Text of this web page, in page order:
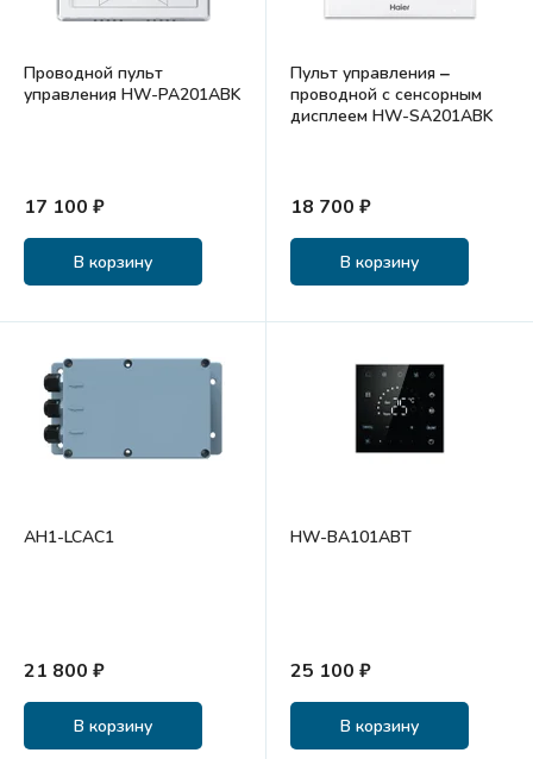
Проводной пульт
управления HW-PA201ABK
17 100 ₽
В корзину
Пульт управления ‒
проводной с сенсорным
дисплеем HW-SA201ABK
18 700 ₽
В корзину
AH1-LCAC1
21 800 ₽
В корзину
HW-BA101ABT
25 100 ₽
В корзину